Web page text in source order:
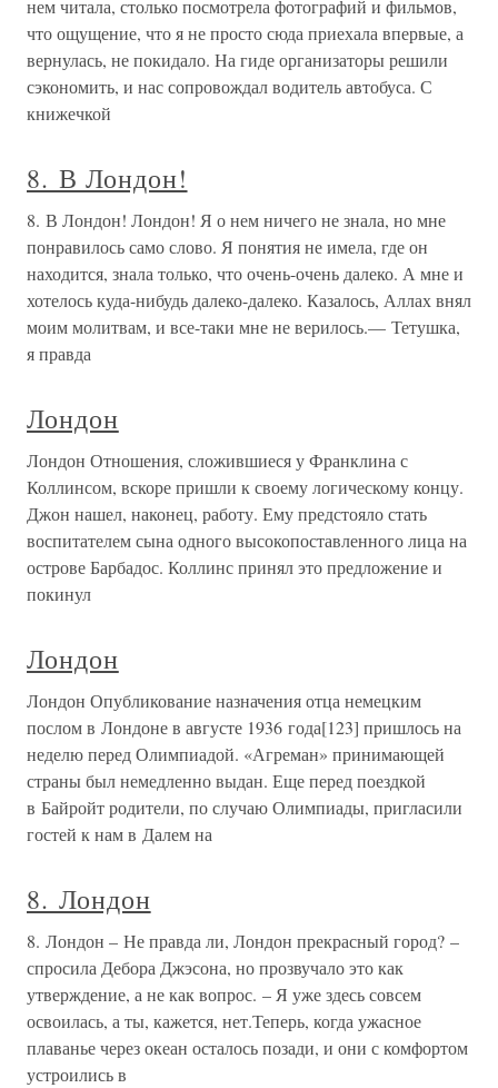
нем читала, столько посмотрела фотографий и фильмов,
что ощущение, что я не просто сюда приехала впервые, а
вернулась, не покидало. На гиде организаторы решили
сэкономить, и нас сопровождал водитель автобуса. С
книжечкой
8. В Лондон!
8. В Лондон! Лондон! Я о нем ничего не знала, но мне
понравилось само слово. Я понятия не имела, где он
находится, знала только, что очень-очень далеко. А мне и
хотелось куда-нибудь далеко-далеко. Казалось, Аллах внял
моим молитвам, и все-таки мне не верилось.— Тетушка,
я правда
Лондон
Лондон Отношения, сложившиеся у Франклина с
Коллинсом, вскоре пришли к своему логическому концу.
Джон нашел, наконец, работу. Ему предстояло стать
воспитателем сына одного высокопоставленного лица на
острове Барбадос. Коллинс принял это предложение и
покинул
Лондон
Лондон Опубликование назначения отца немецким
послом в Лондоне в августе 1936 года[123] пришлось на
неделю перед Олимпиадой. «Агреман» принимающей
страны был немедленно выдан. Еще перед поездкой
в Байройт родители, по случаю Олимпиады, пригласили
гостей к нам в Далем на
8. Лондон
8. Лондон – Не правда ли, Лондон прекрасный город? –
спросила Дебора Джэсона, но прозвучало это как
утверждение, а не как вопрос. – Я уже здесь совсем
освоилась, а ты, кажется, нет.Теперь, когда ужасное
плаванье через океан осталось позади, и они с комфортом
устроились в